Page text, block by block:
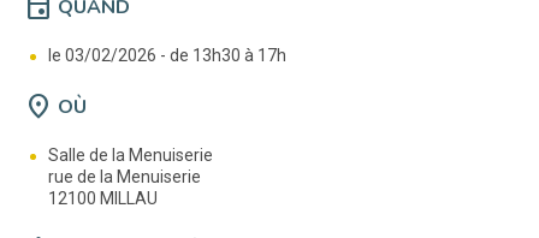
event QUAND
le 03/02/2026 - de 13h30 à 17h
location_on OÙ
Salle de la Menuiserie
rue de la Menuiserie
12100 MILLAU